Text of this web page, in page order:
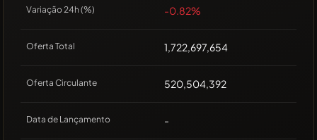
Variação 24h (%) -0.82%
Oferta Total 1,722,697,654
Oferta Circulante 520,504,392
Data de Lançamento -